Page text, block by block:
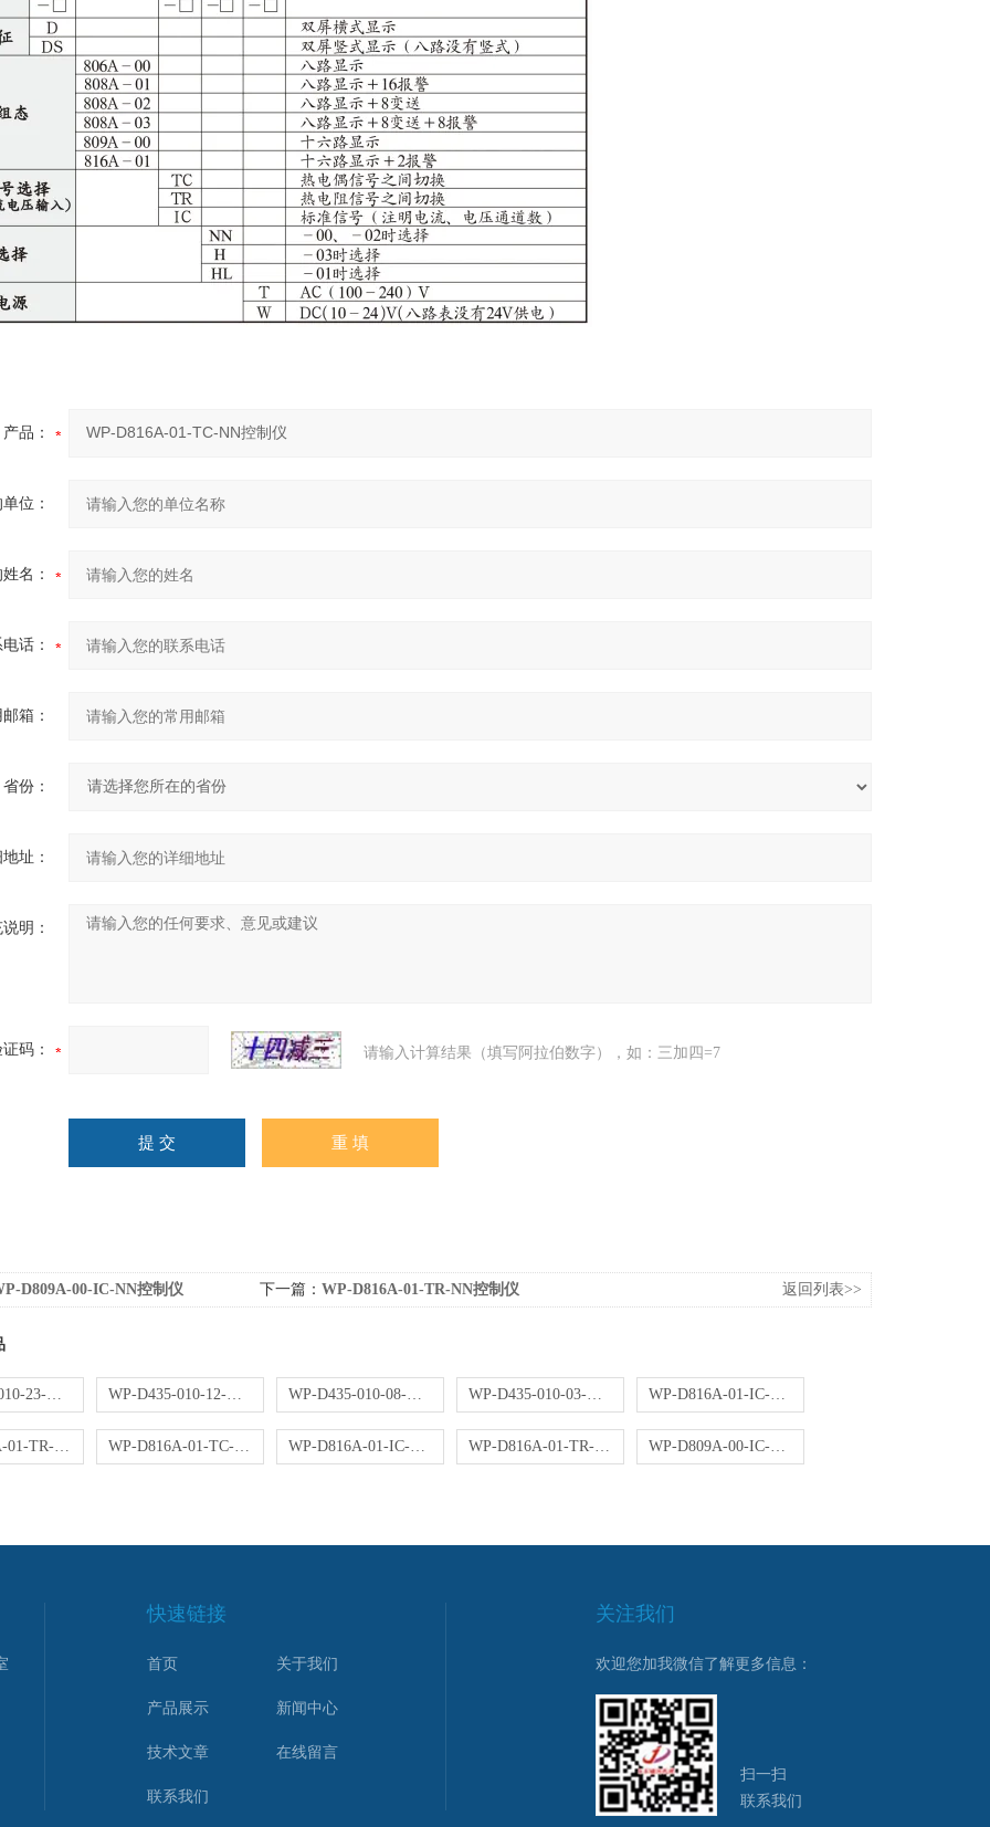
产品：
位：
名：
话：
箱：
省份：
址：
明：
码： 请输入计算结果（填写阿拉伯数字），如：三加四=7
D809A-00-IC-NN控制仪 下一篇： WP-D816A-01-TR-NN控制仪 返回列表>>
WP-D435-010-23-NN操作器 WP-D435-010-12-NN操作器 WP-D435-010-08-NN操作器 WP-D435-010-03-NN操作器 WP-D816A-01-IC-HL控制仪
WP-D816A-01-TR-HL控制仪 WP-D816A-01-TC-HL控制仪 WP-D816A-01-IC-NN控制仪 WP-D816A-01-TR-NN控制仪 WP-D809A-00-IC-NN控制仪
快速链接
首页 关于我们
产品展示 新闻中心
技术文章 在线留言
联系我们
关注我们
欢迎您加我微信了解更多信息：
扫一扫
联系我们